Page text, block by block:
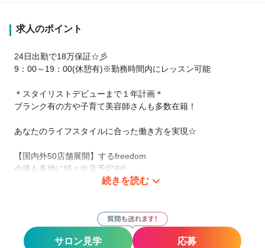
求人のポイント
24日出勤で18万保証☆彡
9：00～19：00(休憩有)※勤務時間内にレッスン可能
＊スタイリストデビューまで１年計画＊
ブランク有の方や子育て美容師さんも多数在籍！
あなたのライフスタイルに合った働き方を実現☆
【国内外50店舗展開】するfreedom
今後も各地に続々出店予定中‼️
LINE :@373gegnw
メール:freedomjapantw.2017@gmail.com
続きを読む
サロン見学 応募